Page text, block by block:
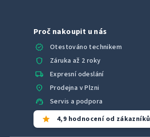
Proč nakoupit u nás
verified
Otestováno technikem
shield Záruka až 2 roky
local_shipping Expresní odeslání
location_on Prodejna v Plzni
support_agent Servis a podpora
star 4,9 hodnocení od zákazníků